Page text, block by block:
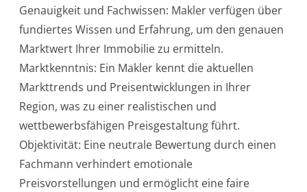
n
l
e
I
m
b
l
e
b
w
Genauigkeit und Fachwissen: Makler verfügen über
fundiertes Wissen und Erfahrung, um den genauen
Marktwert Ihrer Immobilie zu ermitteln.
Marktkenntnis: Ein Makler kennt die aktuellen
Markttrends und Preisentwicklungen in Ihrer
Region, was zu einer realistischen und
wettbewerbsfähigen Preisgestaltung führt.
Objektivität: Eine neutrale Bewertung durch einen
Fachmann verhindert emotionale
Preisvorstellungen und ermöglicht eine faire